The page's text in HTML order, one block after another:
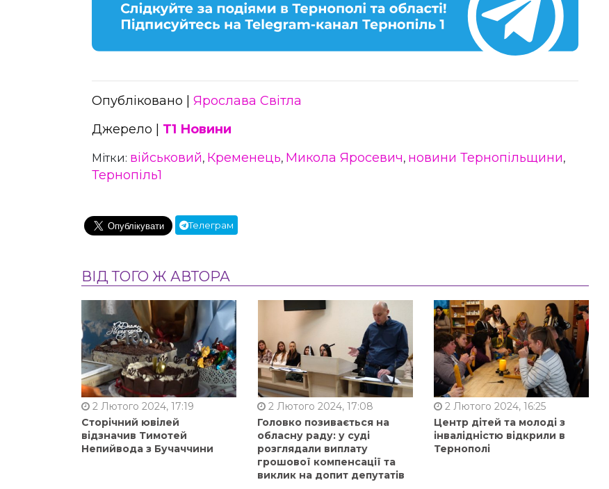
Опубліковано | Ярослава Світла
Джерело | Т1 Новини
Мітки: військовий, Кременець, Микола Яросевич, новини Тернопільщини,
Тернопіль1
Телеграм
ВІД ТОГО Ж АВТОРА
2 Лютого 2024, 17:19
Сторічний ювілей
відзначив Тимотей
Непийвода з Бучаччини
2 Лютого 2024, 17:08
Головко позивається на
обласну раду: у суді
розглядали виплату
грошової компенсації та
виклик на допит депутатів
2 Лютого 2024, 16:25
Центр дітей та молоді з
інвалідністю відкрили в
Тернополі